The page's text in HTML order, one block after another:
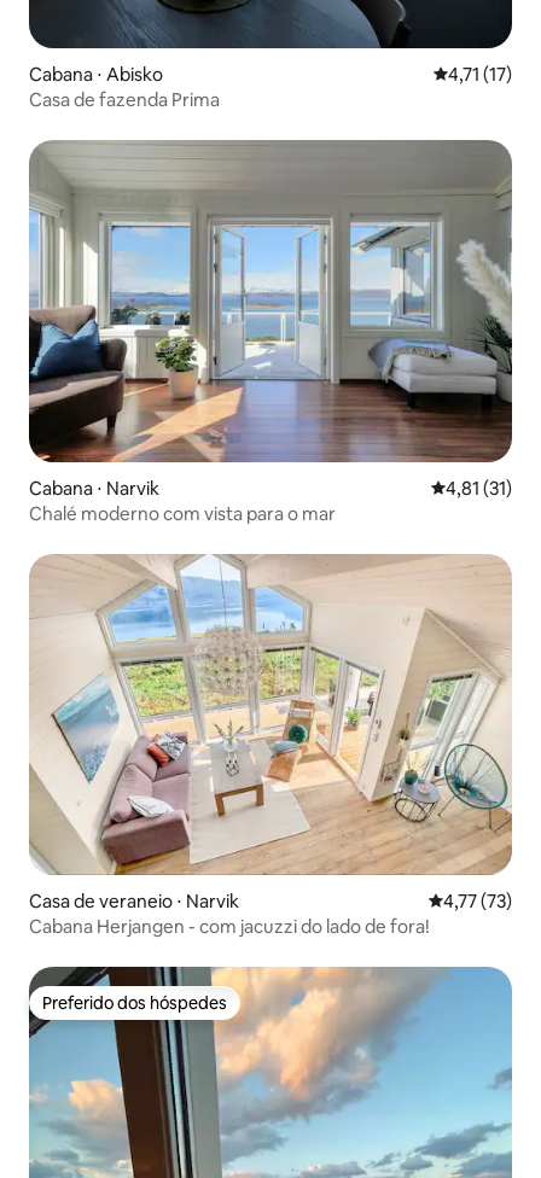
Cabana ⋅ Abisko 4,71 de uma
4,71 (17)
Casa de fazenda Prima
Cabana ⋅ Narvik 4,81 de uma
4,81 (31)
Chalé moderno com vista para o mar
Casa de veraneio ⋅ Narvik 4,77 de uma
4,77 (73)
Cabana Herjangen - com jacuzzi do lado de fora!
Preferido dos hóspedes
Preferido dos hóspedes